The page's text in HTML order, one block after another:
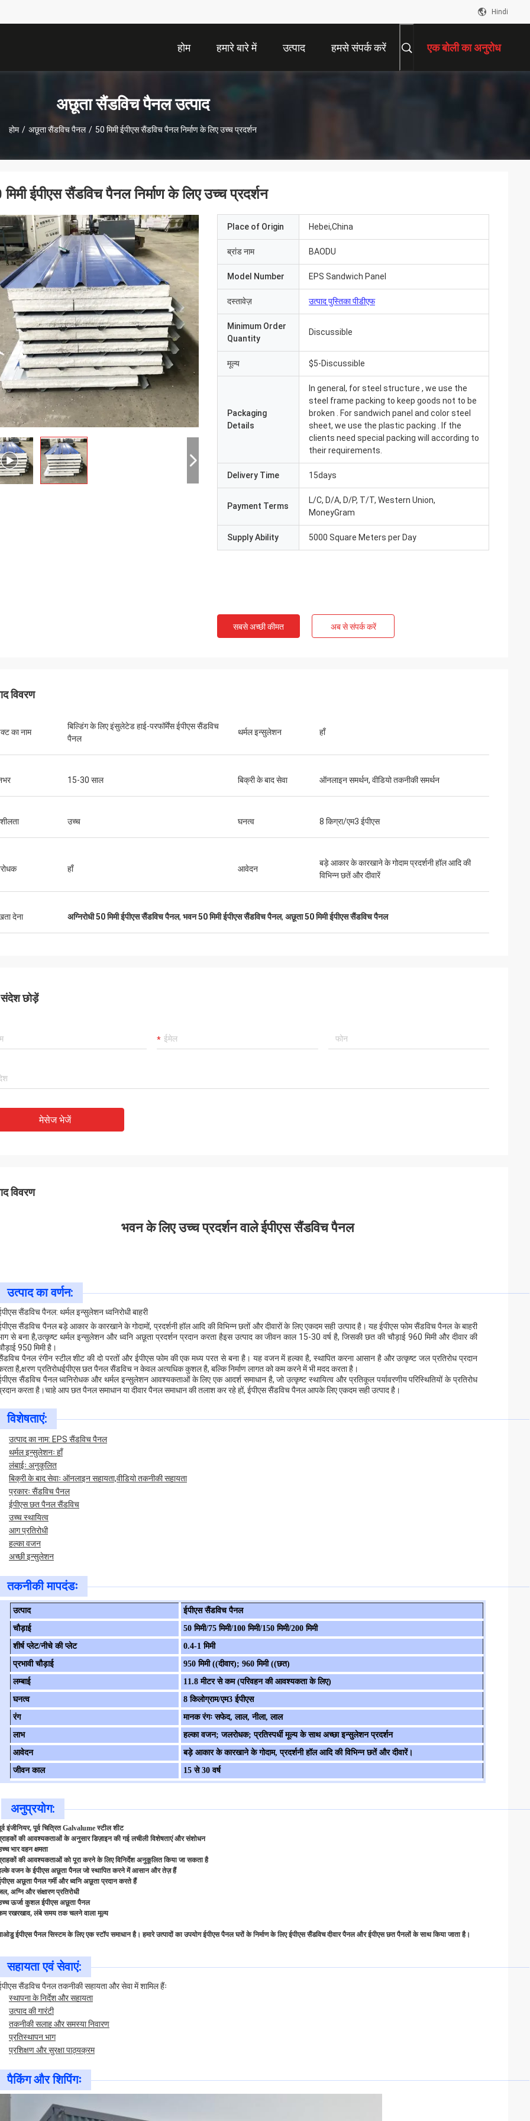
Hindi
होम हमारे बारे में उत्पाद हमसे संपर्क करें एक बोली का अनुरोध
अछूता सैंडविच पैनल उत्पाद
होम / अछूता सैंडविच पैनल / 50 मिमी ईपीएस सैंडविच पैनल निर्माण के लिए उच्च प्रदर्शन
श्रीमती
श्री
रहा, धन्यवाद, हम इसे पाकर खुश हैंउत्पाद पहले से ही
ईपीएस सैंडविच पैनल निर्माण के लिए उच्च प्रदर्शन
Place of Origin Hebei,China
ब्रांड नाम BAODU
Model Number EPS Sandwich Panel
दस्तावेज़ उत्पाद पुस्तिका पीडीएफ
Minimum Order
Quantity
Discussible
मूल्य $5-Discussible
Packaging
Details
In general, for steel structure , we use the
steel frame packing to keep goods not to be
broken . For sandwich panel and color steel
sheet, we use the plastic packing . If the
clients need special packing will according to
their requirements.
Delivery Time 15days
Payment Terms
L/C, D/A, D/P, T/T, Western Union,
MoneyGram
Supply Ability 5000 Square Meters per Day
सबसे अच्छी कीमत अब से संपर्क करें
विवरण
का नाम
बिल्डिंग के लिए इंसुलेटेड हाई-परफॉर्मेंस ईपीएस सैंडविच
पैनल
थर्मल इन्सुलेशन हाँ
15-30 साल बिक्री के बाद सेवा ऑनलाइन समर्थन, वीडियो तकनीकी समर्थन
उच्च घनत्व 8 किग्रा/एम3 ईपीएस
हाँ आवेदन
बड़े आकार के कारखाने के गोदाम प्रदर्शनी हॉल आदि की
विभिन्न छतें और दीवारें
देना अग्निरोधी 50 मिमी ईपीएस सैंडविच पैनल, भवन 50 मिमी ईपीएस सैंडविच पैनल, अछूता 50 मिमी ईपीएस सैंडविच पैनल
छोड़ें
मेसेज भेजें
विवरण
भवन के लिए उच्च प्रदर्शन वाले ईपीएस सैंडविच पैनल
उत्पाद का वर्णन:
सैंडविच पैनल: थर्मल इन्सुलेशन ध्वनिरोधी बाहरी
सैंडविच पैनल बड़े आकार के कारखाने के गोदामों, प्रदर्शनी हॉल आदि की विभिन्न छतों और दीवारों के लिए एकदम सही उत्पाद है। यह ईपीएस फोम सैंडविच पैनल के बाहरी
से बना है,उत्कृष्ट थर्मल इन्सुलेशन और ध्वनि अछूता प्रदर्शन प्रदान करता हैइस उत्पाद का जीवन काल 15-30 वर्ष है, जिसकी छत की चौड़ाई 960 मिमी और दीवार की
950 मिमी है।
पैनल रंगीन स्टील शीट की दो परतों और ईपीएस फोम की एक मध्य परत से बना है। यह वजन में हल्का है, स्थापित करना आसान है और उत्कृष्ट जल प्रतिरोध प्रदान
है,क्षरण प्रतिरोधईपीएस छत पैनल सैंडविच न केवल अत्यधिक कुशल है, बल्कि निर्माण लागत को कम करने में भी मदद करता है।
सैंडविच पैनल ध्वनिरोधक और थर्मल इन्सुलेशन आवश्यकताओं के लिए एक आदर्श समाधान है, जो उत्कृष्ट स्थायित्व और प्रतिकूल पर्यावरणीय परिस्थितियों के प्रतिरोध
करता है।चाहे आप छत पैनल समाधान या दीवार पैनल समाधान की तलाश कर रहे हों, ईपीएस सैंडविच पैनल आपके लिए एकदम सही उत्पाद है।
विशेषताएं:
उत्पाद का नाम: EPS सैंडविच पैनल
थर्मल इन्सुलेशनः हाँ
लंबाईः अनुकूलित
बिक्री के बाद सेवाः ऑनलाइन सहायता,वीडियो तकनीकी सहायता
प्रकारः सैंडविच पैनल
ईपीएस छत पैनल सैंडविच
उच्च स्थायित्व
आग प्रतिरोधी
हल्का वजन
अच्छी इन्सुलेशन
तकनीकी मापदंडः
उत्पाद
ईपीएस सैंडविच पैनल
चौड़ाई
50 मिमी/75 मिमी/100 मिमी/150 मिमी/200 मिमी
शीर्ष प्लेट/नीचे की प्लेट
0.4-1 मिमी
प्रभावी चौड़ाई
950 मिमी ((दीवार); 960 मिमी ((छत)
लम्बाई
11.8 मीटर से कम (परिवहन की आवश्यकता के लिए)
घनत्व
8 किलोग्राम/एम3 ईपीएस
रंग
मानक रंगः सफेद, लाल, नीला, लाल
लाभ
हल्का वजन; जलरोधक; प्रतिस्पर्धी मूल्य के साथ अच्छा इन्सुलेशन प्रदर्शन
आवेदन
बड़े आकार के कारखाने के गोदाम, प्रदर्शनी हॉल आदि की विभिन्न छतें और दीवारें।
जीवन काल
15 से 30 वर्ष
अनुप्रयोग:
इंजीनियर, पूर्व चित्रित Galvalume स्टील शीट
की आवश्यकताओं के अनुसार डिज़ाइन की गई लचीली विशेषताएं और संशोधन
भार वहन क्षमता
की आवश्यकताओं को पूरा करने के लिए विनिर्देश अनुकूलित किया जा सकता है
वजन के ईपीएस अछूता पैनल जो स्थापित करने में आसान और तेज़ हैं
अछूता पैनल गर्मी और ध्वनि अछूता प्रदान करते हैं
अग्नि और संक्षारण प्रतिरोधी
ऊर्जा कुशल ईपीएस अछूता पैनल
रखरखाव, लंबे समय तक चलने वाला मूल्य
ईपीएस पैनल सिस्टम के लिए एक स्टॉप समाधान है। हमारे उत्पादों का उपयोग ईपीएस पैनल घरों के निर्माण के लिए ईपीएस सैंडविच दीवार पैनल और ईपीएस छत पैनलों के साथ किया जाता है।
सहायता एवं सेवाएं:
सैंडविच पैनल तकनीकी सहायता और सेवा में शामिल हैंः
स्थापना के निर्देश और सहायता
उत्पाद की गारंटी
तकनीकी सलाह और समस्या निवारण
प्रतिस्थापन भाग
प्रशिक्षण और सुरक्षा पाठ्यक्रम
पैकिंग और शिपिंगः